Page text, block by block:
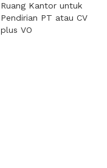
Ruang Kantor untuk
Pendirian PT atau CV
plus VO